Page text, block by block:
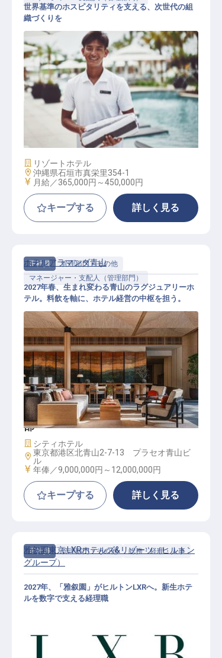
人材開発マネージャー／月給36.5万
円～／年休120日／経験者優遇
世界基準のホスピタリティを支える、次世代の組
織づくりを
施設業態
リゾートホテル
勤務地
沖縄県石垣市真栄里354-1
給与
月給／365,000円～450,000円
キープする 詳しく見る
正社員
管理部門・その他
マネージャー・支配人（管理部門）
副総支配人│年俸900万円～1,200万
円／2027年4月全館リニューアルオ
ープン／料飲部門を主管する経営幹
部
ホテルアラマンダ青山
2027年春、生まれ変わる青山のラグジュアリーホ
テル。料飲を軸に、ホテル経営の中枢を担う。
施設業態
シティホテル
勤務地
東京都港区北青山2-7-13 プラセオ青山ビ
ル
給与
年俸／9,000,000円～ 12,000,000円
キープする 詳しく見る
正社員 管理部門・その他 総務・経理・人事
雅叙園東京 LXRホテルズ&リゾーツ（ヒルトン
グループ）
2027年、「雅叙園」がヒルトンLXRへ。新生ホテ
ルを数字で支える経理職